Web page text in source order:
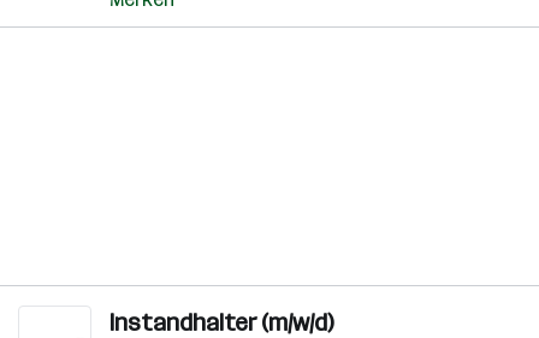
Instandhalter (m/w/d)